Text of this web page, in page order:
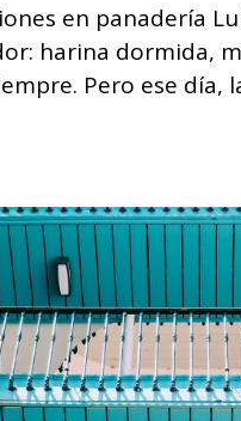
en panadería
harina dormida,
Pero ese día,